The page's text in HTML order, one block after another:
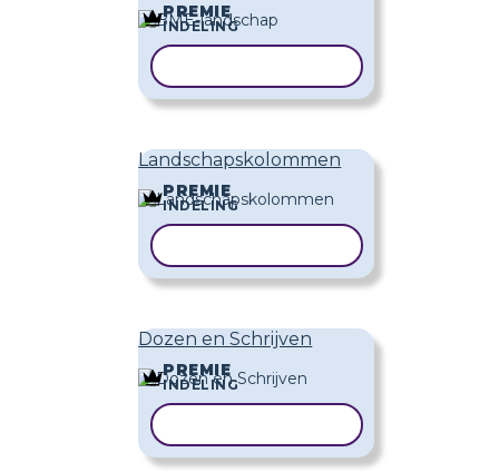
PREMIE
INDELING
Landschapskolommen
PREMIE
INDELING
Dozen en Schrijven
PREMIE
INDELING